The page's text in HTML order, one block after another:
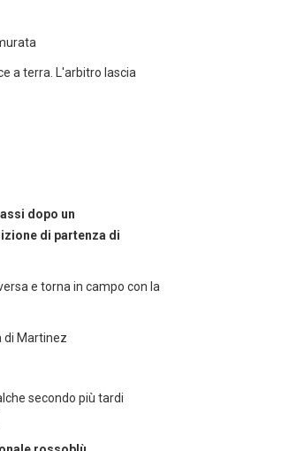
a terra. L'arbitro lascia
dopo un
di partenza di
e torna in campo con la
di Martinez
secondo più tardi